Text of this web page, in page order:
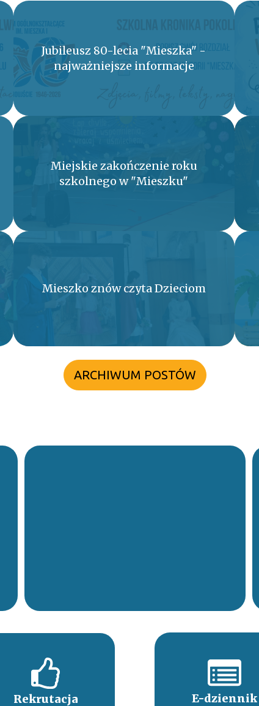
Jubileusz 80-lecia "Mieszka" -
najważniejsze informacje
Miejskie zakończenie roku
szkolnego w "Mieszku"
Mieszko znów czyta Dzieciom
ARCHIWUM POSTÓW
Rekrutacja E-dziennik